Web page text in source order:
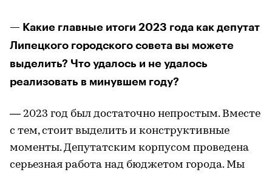
— Какие главные итоги 2023 года как депутат
Липецкого городского совета вы можете
выделить? Что удалось и не удалось
реализовать в минувшем году?
— 2023 год был достаточно непростым. Вместе
с тем, стоит выделить и конструктивные
моменты. Депутатским корпусом проведена
серьезная работа над бюджетом города. Мы